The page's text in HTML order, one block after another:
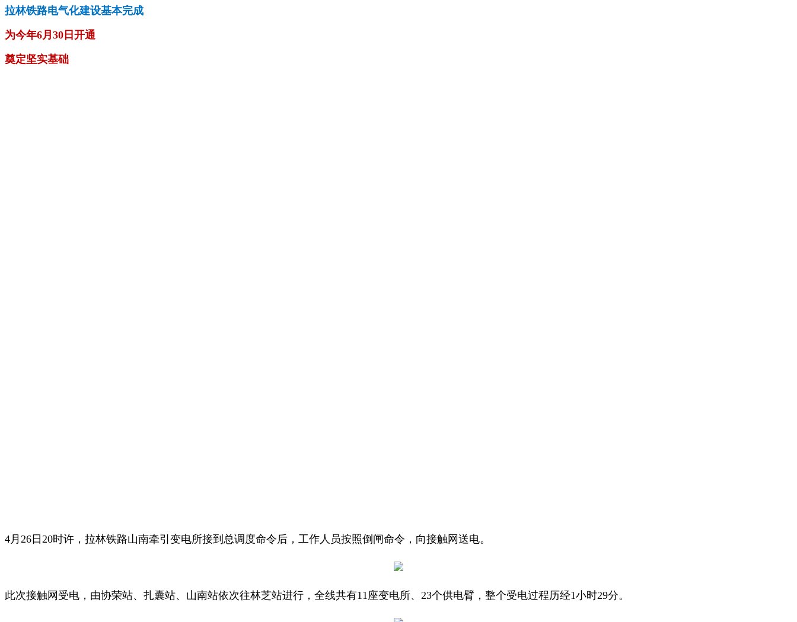
拉林铁路电气化建设基本完成
为今年6月30日开通
奠定坚实基础
4月26日20时许，拉林铁路山南牵引变电所接到总调度命令后，工作人员按照倒闸命令，向接触网送电。
此次接触网受电，由协荣站、扎囊站、山南站依次往林芝站进行，全线共有11座变电所、23个供电臂，整个受电过程历经1小时29分。